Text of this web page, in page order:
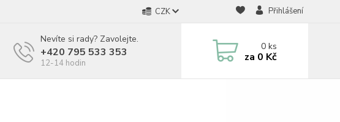
CZK Přihlášení
Nevíte si rady? Zavolejte.
+420 795 533 353
12-14 hodin
0ks
za 0 Kč